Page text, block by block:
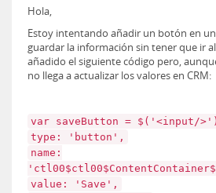
Hola,
Estoy intentando añadir un botón en
guardar la información sin tener que ir
añadido el siguiente código pero,
no llega a actualizar los valores en CRM:
var saveButton = $('<input/
type: 'button',
name:
value: 'Save',